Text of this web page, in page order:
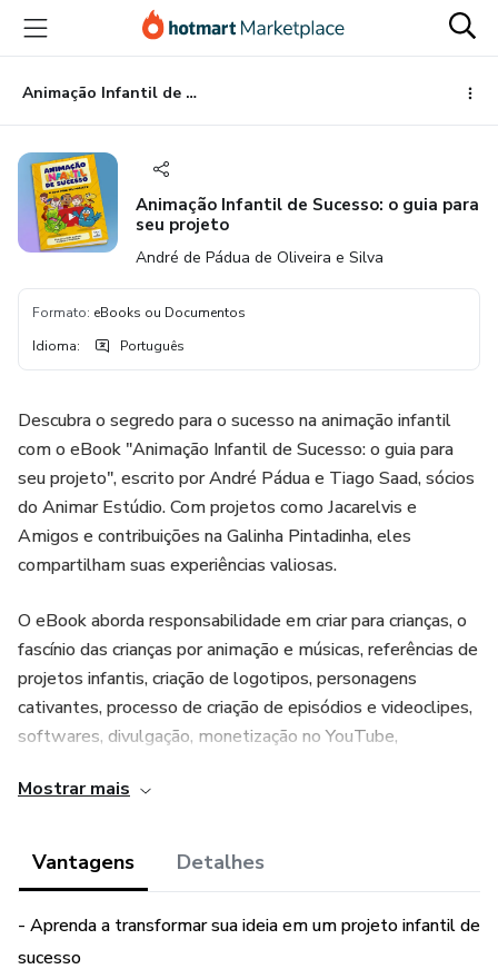
para
conteúdo
principal
para
pagamento
para
rodapé
Animação Infantil de Sucesso: o guia para seu projeto
Animação Infantil de Sucesso: o guia para
seu projeto
André de Pádua de Oliveira e Silva
Formato: eBooks ou Documentos
Idioma: Português
Descubra o segredo para o sucesso na animação infantil
com o eBook "Animação Infantil de Sucesso: o guia para
seu projeto", escrito por André Pádua e Tiago Saad, sócios
do Animar Estúdio. Com projetos como Jacarelvis e
Amigos e contribuições na Galinha Pintadinha, eles
compartilham suas experiências valiosas.
O eBook aborda responsabilidade em criar para crianças, o
fascínio das crianças por animação e músicas, referências de
projetos infantis, criação de logotipos, personagens
cativantes, processo de criação de episódios e videoclipes,
softwares, divulgação, monetização no YouTube,
infantis em plataformas, shows e teatros após o sucesso,
A obra oferece insights para transmitir mensagens
Apresenta dicas para criar identidade forte e nomes
marcantes, além de estratégias para envolver o público
Mostrar mais
Vantagens Detalhes
- Aprenda a transformar sua ideia em um projeto infantil de
sucesso